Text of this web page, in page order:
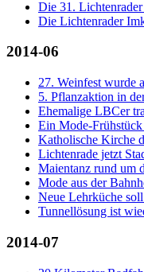
Die 31.
Die Lichtenrader
2014-06
27. Weinfest wurde
5. Pflanzaktion in
Ehemalige LBCer
Ein Mode-
Katholische Kirche
Lichtenrade jetzt
Maientanz rund um
Mode aus der
Neue Lehrküche
Tunnellösung ist
2014-07